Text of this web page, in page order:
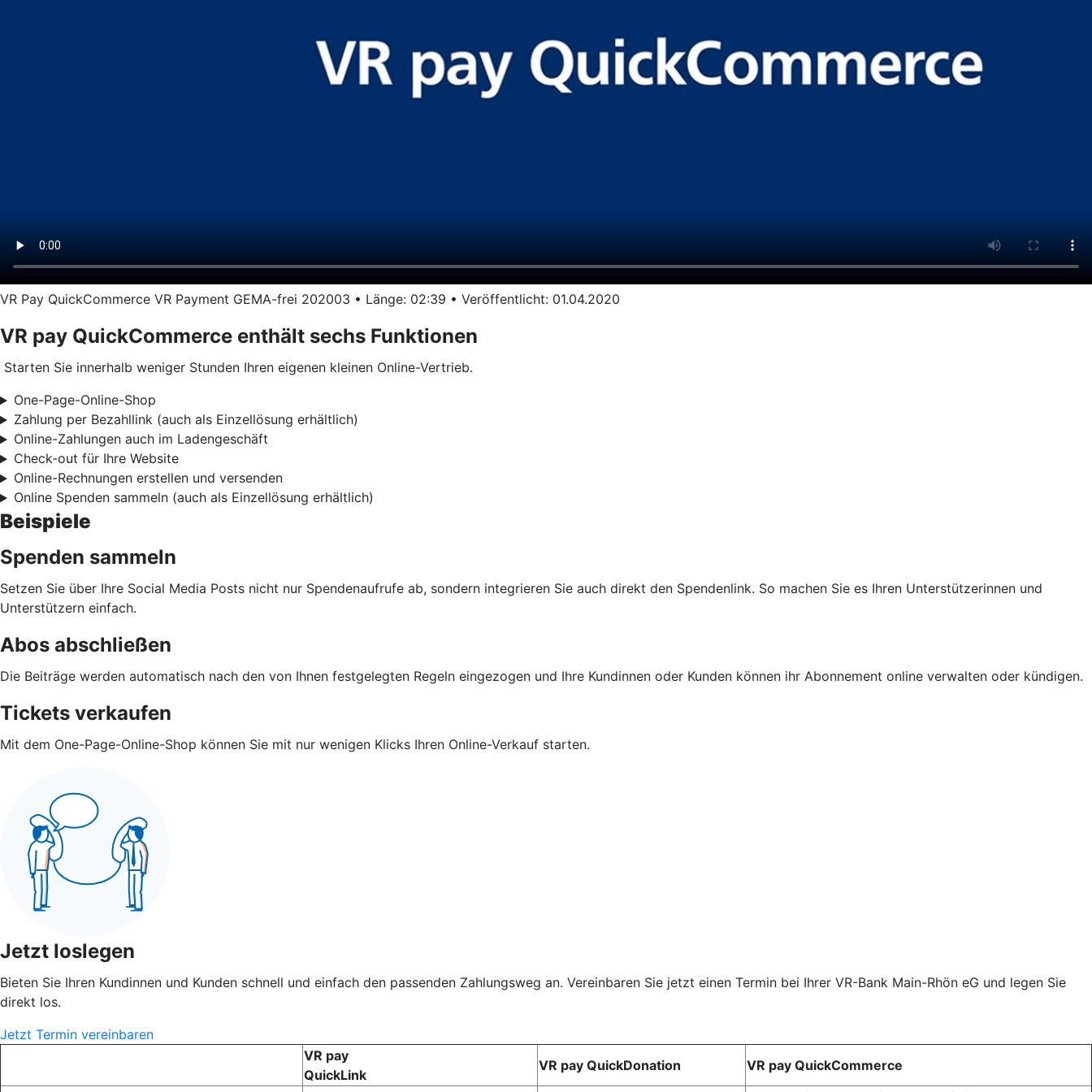
VR Pay QuickCommerce VR Payment GEMA-frei 202003 • Länge: 02:39 • Veröffentlicht: 01.04.2020
VR pay QuickCommerce enthält sechs Funktionen
Starten Sie innerhalb weniger Stunden Ihren eigenen kleinen Online-Vertrieb.
One-Page-Online-Shop
Zahlung per Bezahllink (auch als Einzellösung erhältlich)
Online-Zahlungen auch im Ladengeschäft
Check-out für Ihre Website
Online-Rechnungen erstellen und versenden
Online Spenden sammeln (auch als Einzellösung erhältlich)
Beispiele
Spenden sammeln
Setzen Sie über Ihre Social Media Posts nicht nur Spendenaufrufe ab, sondern integrieren Sie auch direkt den Spendenlink. So machen Sie es Ihren Unterstützerinnen und
Unterstützern einfach.
Abos abschließen
Die Beiträge werden automatisch nach den von Ihnen festgelegten Regeln eingezogen und Ihre Kundinnen oder Kunden können ihr Abonnement online verwalten oder kündigen.
Tickets verkaufen
Mit dem One-Page-Online-Shop können Sie mit nur wenigen Klicks Ihren Online-Verkauf starten.
Jetzt loslegen
Bieten Sie Ihren Kundinnen und Kunden schnell und einfach den passenden Zahlungsweg an. Vereinbaren Sie jetzt einen Termin bei Ihrer VR-Bank Main-Rhön eG und legen Sie
direkt los.
Jetzt Termin vereinbaren
VR pay
QuickLink
VR pay QuickDonation
VR pay QuickCommerce